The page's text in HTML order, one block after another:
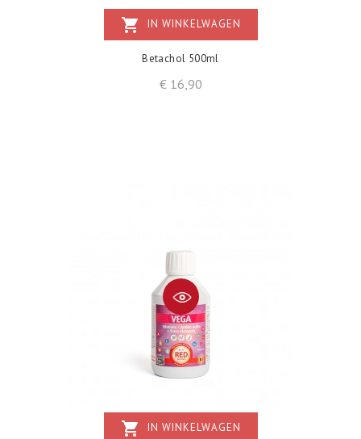
shopping_cart IN WINKELWAGEN
Betachol 500ml
€ 16,90Prijs
shopping_cart IN WINKELWAGEN